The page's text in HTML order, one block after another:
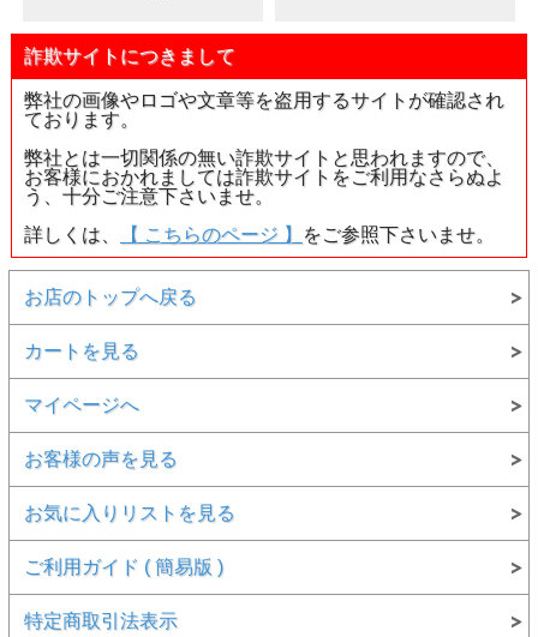
詐欺サイトにつきまして
弊社の画像やロゴや文章等を盗用するサイトが確認され
ております。
弊社とは一切関係の無い詐欺サイトと思われますので、
お客様におかれましては詐欺サイトをご利用なさらぬよ
う、十分ご注意下さいませ。
詳しくは、
【 こちらのページ 】 をご参照下さいませ。
お店のトップへ戻る
カートを見る
マイページへ
お客様の声を見る
お気に入りリストを見る
ご利用ガイド ( 簡易版 )
特定商取引法表示